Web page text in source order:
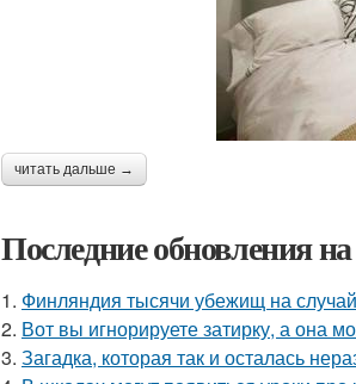
читать дальше →
Последние обновления на
1. Финляндия тысячи убежищ на
2. Вот вы игнорируете затирку, а она
3. Загадка, которая так и осталась